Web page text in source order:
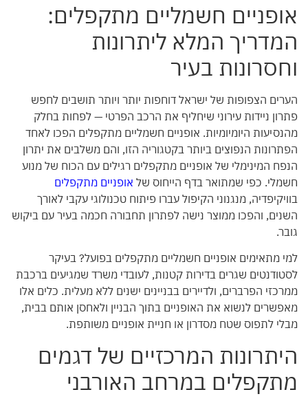
אופניים חשמליים מתקפלים:
המדריך המלא ליתרונות
וחסרונות בעיר
הערים הצפופות של ישראל דוחפות יותר ויותר תושבים לחפש
פתרון ניידות עירוני שיחליף את הרכב הפרטי — לפחות בחלק
מהנסיעות היומיומיות. אופניים חשמליים מתקפלים הפכו לאחד
הפתרונות הנפוצים ביותר בקטגוריה הזו, והם משלבים את יתרון
הנפח המינימלי של אופניים מתקפלים רגילים עם הכוח של מנוע
חשמלי. כפי שמתואר בדף הייחוס של אופניים מתקפלים
בוויקיפדיה, מנגנוני הקיפול עברו פיתוח טכנולוגי עקבי לאורך
השנים, והפכו ממוצר נישה לפתרון תחבורה חכמה בעיר עם ביקוש
גובר.
למי מתאימים אופניים חשמליים מתקפלים בפועל? בעיקר
לסטודנטים שגרים בדירות קטנות, לעובדי משרד שמגיעים ברכבת
ממרכזי הפרברים, ולדיירים בבניינים ישנים ללא מעלית. כלים אלו
מאפשרים לנשוא את האופניים בתוך הבניין ולאחסן אותם בבית,
מבלי לתפוס שטח מסדרון או חניית אופניים משותפת.
היתרונות המרכזיים של דגמים
מתקפלים במרחב האורבני